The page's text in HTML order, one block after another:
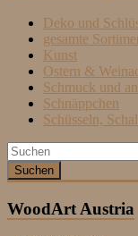
Deko und
gesamte
Kunst
Ostern &
Schmuck und
Schnäppchen
Schüsseln,
WoodArt Austria